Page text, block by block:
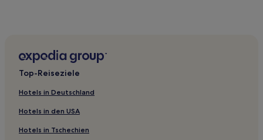
Hotels nahe Botschaft der USA
Hotels nahe Reitstall Rancho Lorilar
Playa Dorada: Hotels
El Pueblito: Hotels
Hotels nahe Museo de Arte Taino
Top-Reiseziele
Hotels in Deutschland
Hotels in den USA
Hotels in Tschechien